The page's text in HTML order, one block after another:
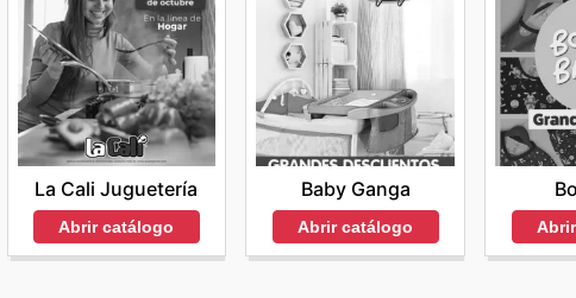
La Cali Juguetería
Abrir catálogo
Baby Ganga
Abrir catálogo